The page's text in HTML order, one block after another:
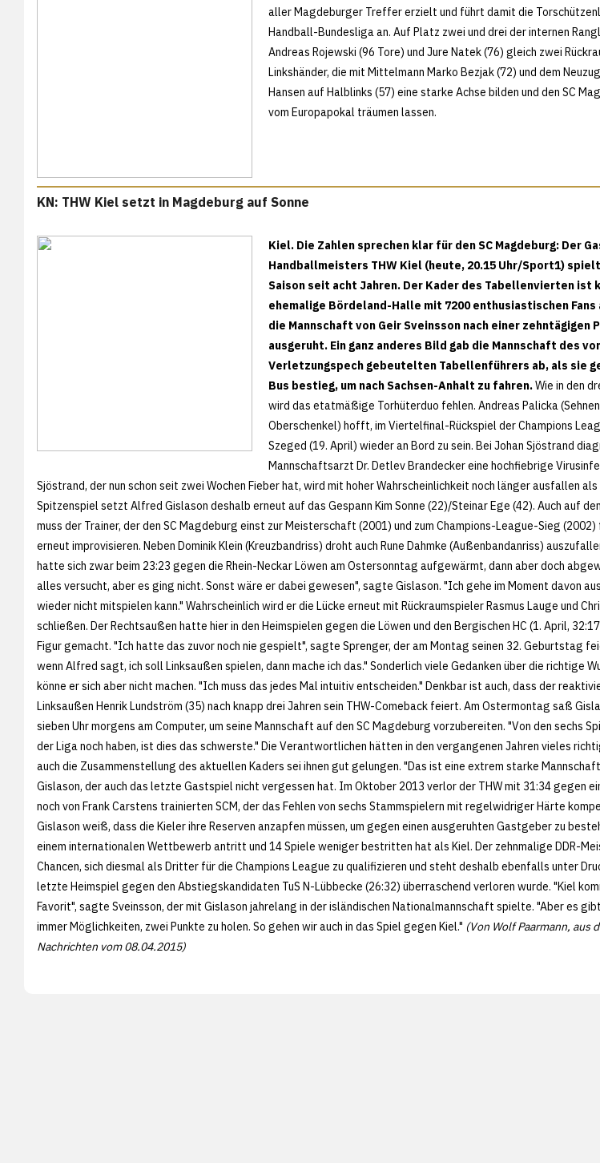
aller Magdeburger Treffer erzielt und führt damit die
Handball-Bundesliga an. Auf Platz zwei und drei der internen
Andreas Rojewski (96 Tore) und Jure Natek (76) gleich zwei
Linkshänder, die mit Mittelmann Marko Bezjak (72) und dem
Hansen auf Halblinks (57) eine starke Achse bilden und den SC
vom Europapokal träumen lassen.
KN: THW Kiel setzt in Magdeburg auf Sonne
Kiel. Die Zahlen sprechen klar für den SC Magdeburg: Der
Handballmeisters THW Kiel (heute, 20.15 Uhr/Sport1)
Saison seit acht Jahren. Der Kader des Tabellenvierten ist
ehemalige Bördeland-Halle mit 7200 enthusiastischen
die Mannschaft von Geir Sveinsson nach einer zehntägigen
ausgeruht. Ein ganz anderes Bild gab die Mannschaft des
Verletzungspech gebeutelten Tabellenführers ab, als sie
Bus bestieg, um nach Sachsen-Anhalt zu fahren.Wie in den
wird das etatmäßige Torhüterduo fehlen. Andreas Palicka
Oberschenkel) hofft, im Viertelfinal-Rückspiel der Champions
Szeged (19. April) wieder an Bord zu sein. Bei Johan Sjöstrand
Mannschaftsarzt Dr. Detlev Brandecker eine hochfiebrige
Sjöstrand, der nun schon seit zwei Wochen Fieber hat, wird mit hoher Wahrscheinlichkeit noch länger ausfallen
Spitzenspiel setzt Alfred Gislason deshalb erneut auf das Gespann Kim Sonne (22)/Steinar Ege (42). Auch auf
muss der Trainer, der den SC Magdeburg einst zur Meisterschaft (2001) und zum Champions-League-Sieg
erneut improvisieren. Neben Dominik Klein (Kreuzbandriss) droht auch Rune Dahmke (Außenbandanriss)
hatte sich zwar beim 23:23 gegen die Rhein-Neckar Löwen am Ostersonntag aufgewärmt, dann aber doch
alles versucht, aber es ging nicht. Sonst wäre er dabei gewesen", sagte Gislason. "Ich gehe im Moment davon
wieder nicht mitspielen kann." Wahrscheinlich wird er die Lücke erneut mit Rückraumspieler Rasmus Lauge und
schließen. Der Rechtsaußen hatte hier in den Heimspielen gegen die Löwen und den Bergischen HC (1. April,
Figur gemacht. "Ich hatte das zuvor noch nie gespielt", sagte Sprenger, der am Montag seinen 32. Geburtstag
wenn Alfred sagt, ich soll Linksaußen spielen, dann mache ich das." Sonderlich viele Gedanken über die richtige
könne er sich aber nicht machen. "Ich muss das jedes Mal intuitiv entscheiden." Denkbar ist auch, dass der
Linksaußen Henrik Lundström (35) nach knapp drei Jahren sein THW-Comeback feiert. Am Ostermontag saß
sieben Uhr morgens am Computer, um seine Mannschaft auf den SC Magdeburg vorzubereiten. "Von den sechs
der Liga noch haben, ist dies das schwerste." Die Verantwortlichen hätten in den vergangenen Jahren vieles
auch die Zusammenstellung des aktuellen Kaders sei ihnen gut gelungen. "Das ist eine extrem starke
Gislason, der auch das letzte Gastspiel nicht vergessen hat. Im Oktober 2013 verlor der THW mit 31:34 gegen
noch von Frank Carstens trainierten SCM, der das Fehlen von sechs Stammspielern mit regelwidriger Härte
Gislason weiß, dass die Kieler ihre Reserven anzapfen müssen, um gegen einen ausgeruhten Gastgeber zu
einem internationalen Wettbewerb antritt und 14 Spiele weniger bestritten hat als Kiel. Der zehnmalige DDR-
Chancen, sich diesmal als Dritter für die Champions League zu qualifizieren und steht deshalb ebenfalls unter
letzte Heimspiel gegen den Abstiegskandidaten TuS N-Lübbecke (26:32) überraschend verloren wurde. "Kiel
Favorit", sagte Sveinsson, der mit Gislason jahrelang in der isländischen Nationalmannschaft spielte. "Aber es
immer Möglichkeiten, zwei Punkte zu holen. So gehen wir auch in das Spiel gegen Kiel." (Von Wolf Paarmann, aus
Nachrichten vom 08.04.2015)